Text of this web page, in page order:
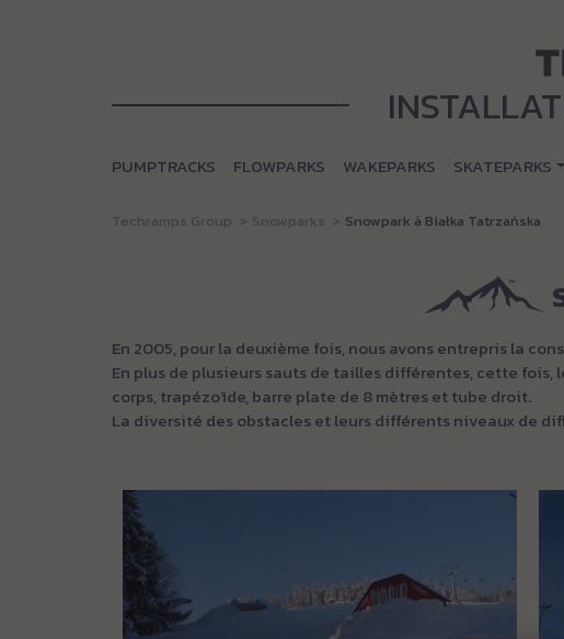
PUMPTRACKS FLOWPARKS WAKEPARKS SKATEPARKS
Techramps Group Snowparks Snowpark à Białka Tatrzańska
En 2005, pour la deuxième fois, nous avons entrepris la
En plus de plusieurs sauts de tailles différentes, cette
corps, trapézoïde, barre plate de 8 mètres et tube droit.
La diversité des obstacles et leurs différents niveaux de